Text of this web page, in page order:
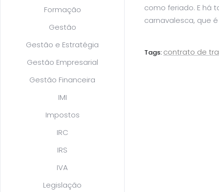
Formação
Gestão
Gestão e Estratégia
Gestão Empresarial
Gestão Financeira
IMI
Impostos
IRC
IRS
IVA
Legislação
como feriado. E há
carnavalesca, que
Tags: contrato de